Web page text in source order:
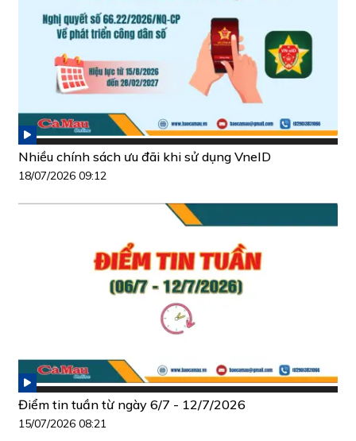
Nhiều chính sách ưu đãi khi sử dụng VneID
18/07/2026 09:12
Điểm tin tuần từ ngày 6/7 - 12/7/2026
15/07/2026 08:21